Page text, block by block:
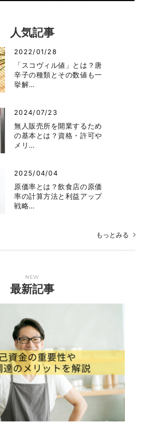
人気記事
2022/01/28
「スコヴィル値」とは？唐
辛子の種類とその数値も一
挙解…
2024/07/23
無人販売所を開業するため
の基本とは？資格・許可や
メリ…
2025/04/04
原価率とは？飲食店の原価
率の計算方法と利益アップ
戦略…
もっとみる
NEW
最新記事